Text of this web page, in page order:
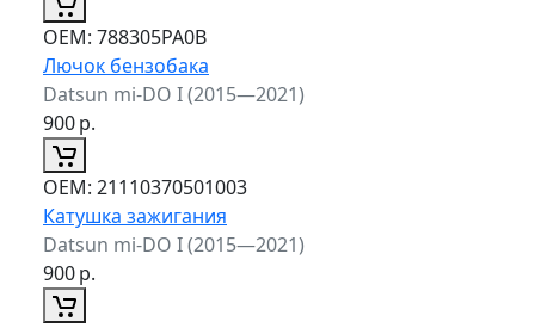
ОЕМ: 788305PA0B
Лючок бензобака
Datsun mi-DO I (2015—2021)
900р.
ОЕМ: 21110370501003
Катушка зажигания
Datsun mi-DO I (2015—2021)
900р.